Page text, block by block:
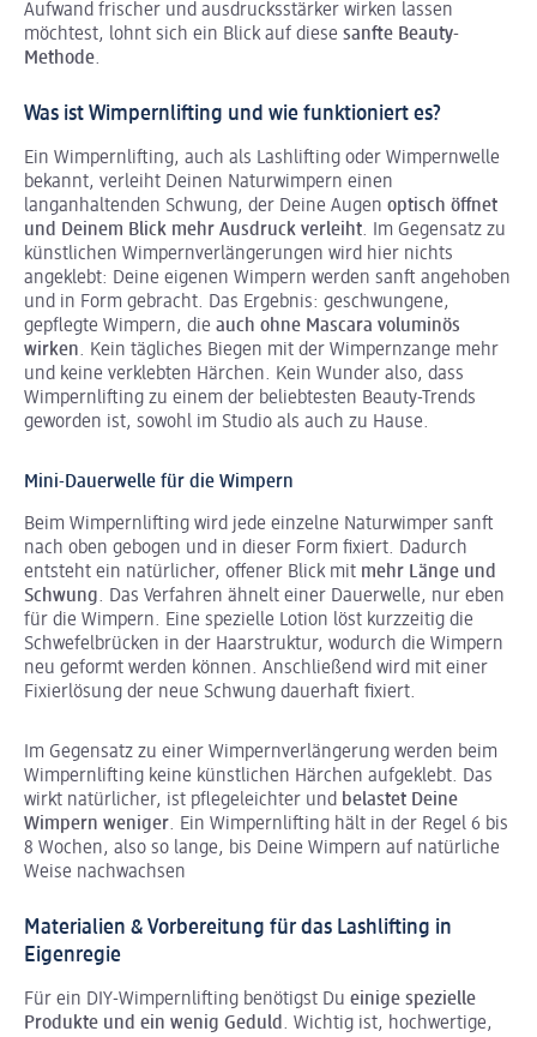
Aufwand frischer und ausdrucksstärker wirken lassen
möchtest, lohnt sich ein Blick auf diese sanfte Beauty-
Methode.
Was ist Wimpernlifting und wie funktioniert es?
Ein Wimpernlifting, auch als Lashlifting oder Wimpernwelle
bekannt, verleiht Deinen Naturwimpern einen
langanhaltenden Schwung, der Deine Augen optisch öffnet
und Deinem Blick mehr Ausdruck verleiht. Im Gegensatz zu
künstlichen Wimpernverlängerungen wird hier nichts
angeklebt: Deine eigenen Wimpern werden sanft angehoben
und in Form gebracht. Das Ergebnis: geschwungene,
gepflegte Wimpern, die auch ohne Mascara voluminös
wirken. Kein tägliches Biegen mit der Wimpernzange mehr
und keine verklebten Härchen. Kein Wunder also, dass
Wimpernlifting zu einem der beliebtesten Beauty-Trends
geworden ist, sowohl im Studio als auch zu Hause.
Mini-Dauerwelle für die Wimpern
Beim Wimpernlifting wird jede einzelne Naturwimper sanft
nach oben gebogen und in dieser Form fixiert. Dadurch
entsteht ein natürlicher, offener Blick mit mehr Länge und
Schwung. Das Verfahren ähnelt einer Dauerwelle, nur eben
für die Wimpern. Eine spezielle Lotion löst kurzzeitig die
Schwefelbrücken in der Haarstruktur, wodurch die Wimpern
neu geformt werden können. Anschließend wird mit einer
Fixierlösung der neue Schwung dauerhaft fixiert.
Im Gegensatz zu einer Wimpernverlängerung werden beim
Wimpernlifting keine künstlichen Härchen aufgeklebt. Das
wirkt natürlicher, ist pflegeleichter und belastet Deine
Wimpern weniger. Ein Wimpernlifting hält in der Regel 6 bis
8 Wochen, also so lange, bis Deine Wimpern auf natürliche
Weise nachwachsen
Materialien & Vorbereitung für das Lashlifting in
Eigenregie
Für ein DIY-Wimpernlifting benötigst Du einige spezielle
Produkte und ein wenig Geduld. Wichtig ist, hochwertige,